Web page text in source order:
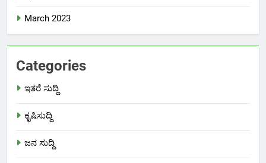
March 2023
Categories
ಇತರೆ ಸುದ್ದಿ
ಕೃಷಿಸುದ್ದಿ
ಜನ ಸುದ್ದಿ